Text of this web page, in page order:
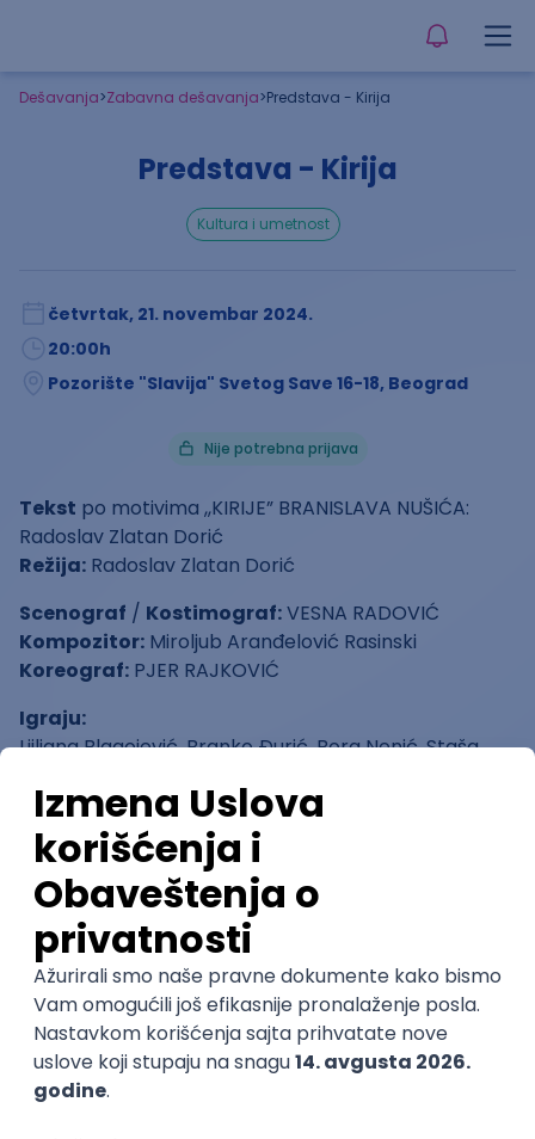
Dešavanja>Zabavna dešavanja>Predstava - Kirija
Predstava - Kirija
kultura i umetnost
četvrtak, 21. novembar 2024.
20:00h
Pozorište "Slavija" Svetog Save 16-18, Beograd
Nije potrebna prijava
Tekst po motivima ,,KIRIJE” BRANISLAVA NUŠIĆA:
Radoslav Zlatan Dorić
Režija: Radoslav Zlatan Dorić
Scenograf / Kostimograf:VESNA RADOVIĆ
Kompozitor: Miroljub Aranđelović Rasinski
Koreograf: PJER RAJKOVIĆ
Igraju:
Ljiljana Blagojević, Branko Đurić, Bora Nenić, Staša
Ilić, Predrag Jovanović
Predstava Kirija - Pozorište Slavija
Karta 700 din
Organizator
Pozorište Slavija